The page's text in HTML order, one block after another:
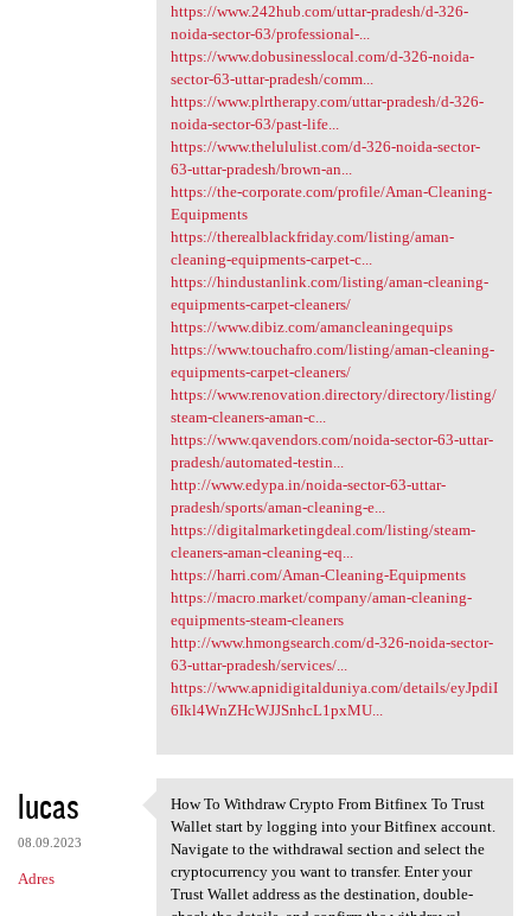
https://www.242hub.com/uttar-pradesh/d-326-
noida-sector-63/professional-...
https://www.dobusinesslocal.com/d-326-noida-
sector-63-uttar-pradesh/comm...
https://www.plrtherapy.com/uttar-pradesh/d-326-
noida-sector-63/past-life...
https://www.thelululist.com/d-326-noida-sector-
63-uttar-pradesh/brown-an...
https://the-corporate.com/profile/Aman-Cleaning-
Equipments
https://therealblackfriday.com/listing/aman-
cleaning-equipments-carpet-c...
https://hindustanlink.com/listing/aman-cleaning-
equipments-carpet-cleaners/
https://www.dibiz.com/amancleaningequips
https://www.touchafro.com/listing/aman-cleaning-
equipments-carpet-cleaners/
https://www.renovation.directory/directory/listing/
steam-cleaners-aman-c...
https://www.qavendors.com/noida-sector-63-uttar-
pradesh/automated-testin...
http://www.edypa.in/noida-sector-63-uttar-
pradesh/sports/aman-cleaning-e...
https://digitalmarketingdeal.com/listing/steam-
cleaners-aman-cleaning-eq...
https://harri.com/Aman-Cleaning-Equipments
https://macro.market/company/aman-cleaning-
equipments-steam-cleaners
http://www.hmongsearch.com/d-326-noida-sector-
63-uttar-pradesh/services/...
https://www.apnidigitalduniya.com/details/eyJpdiI
6Ikl4WnZHcWJJSnhcL1pxMU...
lucas
08.09.2023
Adres
How To Withdraw Crypto From
How To Withdraw Crypto From Bitfinex To Trust
Wallet start by logging into your Bitfinex account.
Navigate to the withdrawal section and select the
cryptocurrency you want to transfer. Enter your
Trust Wallet address as the destination, double-